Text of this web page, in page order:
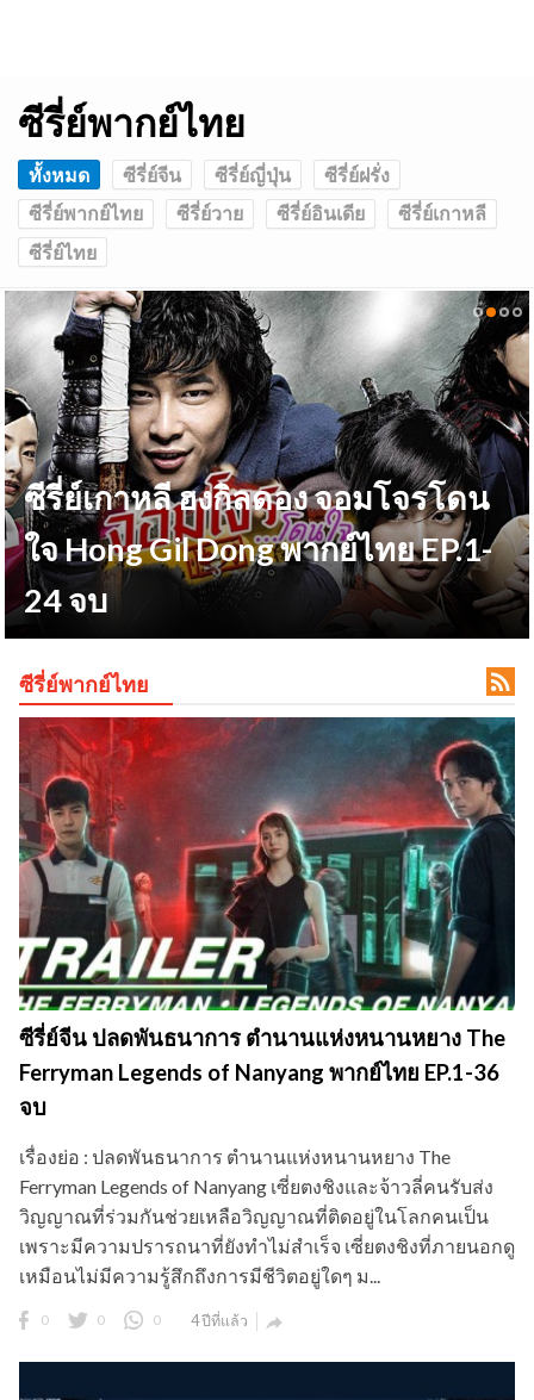
ซีรี่ย์พากย์ไทย
ทั้งหมด ซีรี่ย์จีน ซีรี่ย์ญี่ปุ่น
ซีรี่ย์ฝรั่ง
ซีรี่ย์พากย์ไทย
ซีรี่ย์วาย ซีรี่ย์อินเดีย
ซีรี่ย์เกาหลี
ซีรี่ย์ไทย
ซีรี่ย์เกาหลี ฮงกิลดอง จอมโจรโดน
ใจ Hong Gil Dong พากย์ไทย EP.1-
24 จบ
ซีรี่ย์พากย์ไทย 
ซีรี่ย์จีน ปลดพันธนาการ ตำนานแห่งหนานหยาง The
Ferryman Legends of Nanyang พากย์ไทย EP.1-36
จบ
เรื่องย่อ : ปลดพันธนาการ ตำนานแห่งหนานหยาง The
Ferryman Legends of Nanyang เซี่ยตงชิงและจ้าวลี่คนรับส่ง
วิญญาณที่ร่วมกันช่วยเหลือวิญญาณที่ติดอยู่ในโลกคนเป็น
เพราะมีความปรารถนาที่ยังทำไม่สำเร็จ เซี่ยตงชิงที่ภายนอกดู
เหมือนไม่มีความรู้สึกถึงการมีชีวิตอยู่ใดๆ ม...
0 0 0 4 ปีที่แล้ว 